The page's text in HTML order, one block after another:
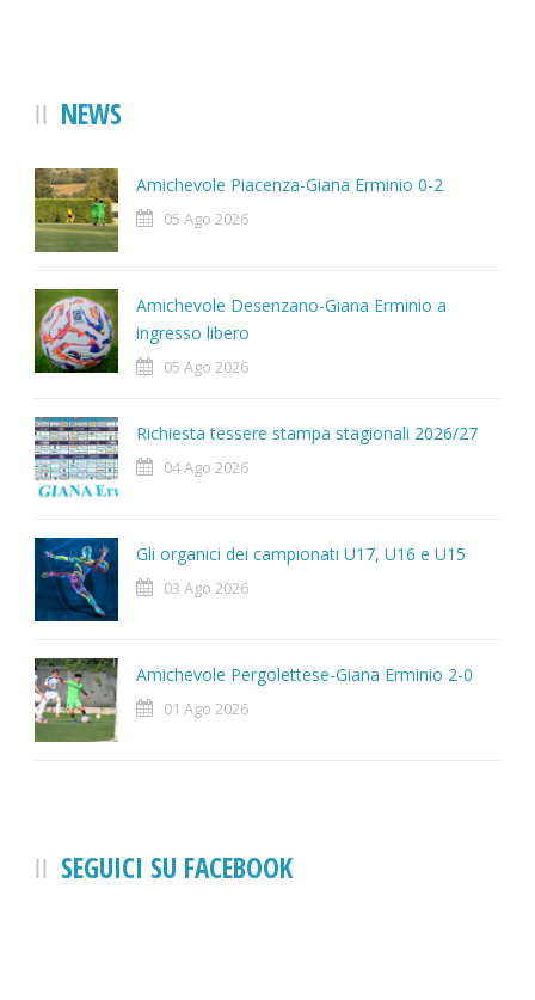
NEWS
Amichevole Piacenza-Giana Erminio 0-2
05 Ago 2026
Amichevole Desenzano-Giana Erminio a
ingresso libero
05 Ago 2026
Richiesta tessere stampa stagionali 2026/27
04 Ago 2026
Gli organici dei campionati U17, U16 e U15
03 Ago 2026
Amichevole Pergolettese-Giana Erminio 2-0
01 Ago 2026
SEGUICI SU FACEBOOK